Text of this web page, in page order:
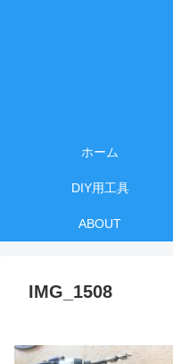
ホーム
DIY用工具
ABOUT
IMG_1508